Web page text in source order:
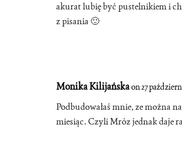
akurat lubię być pustelnikiem i
z pisania 🙂
Monika Kilijańskaon 27
Podbudowałaś mnie, ze można
miesiąc. Czyli Mróz jednak daje